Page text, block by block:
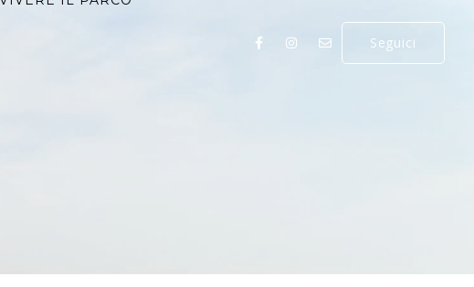
Seguici